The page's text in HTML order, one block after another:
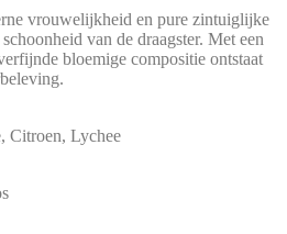
vrouwelijkheid en pure zintuiglijke
van de draagster. Met een
bloemige compositie ontstaat
Citroen, Lychee